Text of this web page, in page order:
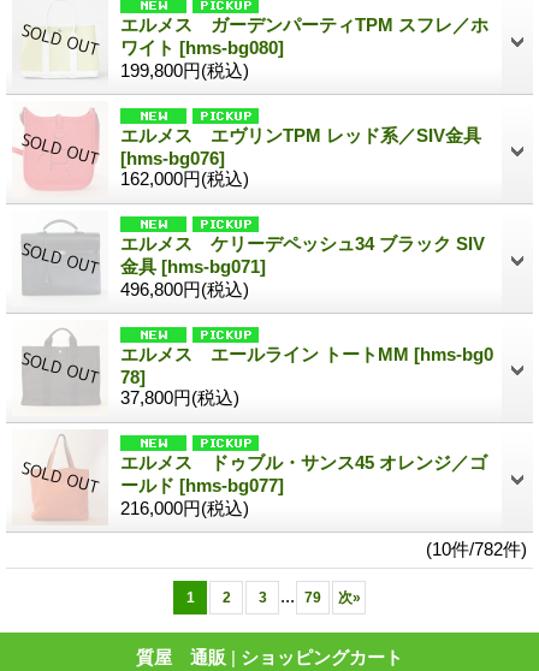
エルメス ガーデンパーティTPM スフレ／ホ
ワイト [hms-bg080]
199,800円(税込)
エルメス エヴリンTPM レッド系／SIV金具
[hms-bg076]
162,000円(税込)
エルメス ケリーデペッシュ34 ブラック SIV
金具 [hms-bg071]
496,800円(税込)
エルメス エールライン トートMM [hms-bg0
78]
37,800円(税込)
エルメス ドゥブル・サンス45 オレンジ／ゴ
ールド [hms-bg077]
216,000円(税込)
(10件/782件)
1 2 3 ... 79 次»
質屋 通販 | ショッピングカート